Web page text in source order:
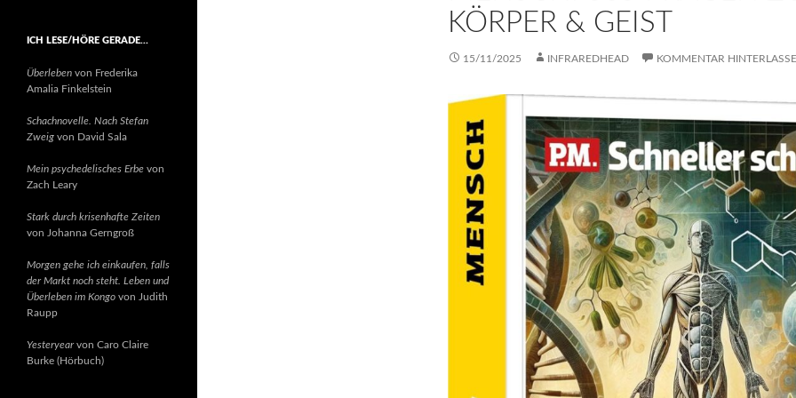
KÖRPER & GEIST
15/11/2025 INFRAREDHEAD KOMMENTAR
ICH LESE/HÖRE GERADE…
Überleben von Frederika
Amalia Finkelstein
Schachnovelle. Nach Stefan
Zweig von David Sala
Mein psychedelisches Erbe von
Zach Leary
Stark durch krisenhafte Zeiten
von Johanna Gerngroß
Morgen gehe ich einkaufen, falls
der Markt noch steht. Leben und
Überleben im Kongo von Judith
Raupp
Yesteryearvon Caro Claire
Burke (Hörbuch)